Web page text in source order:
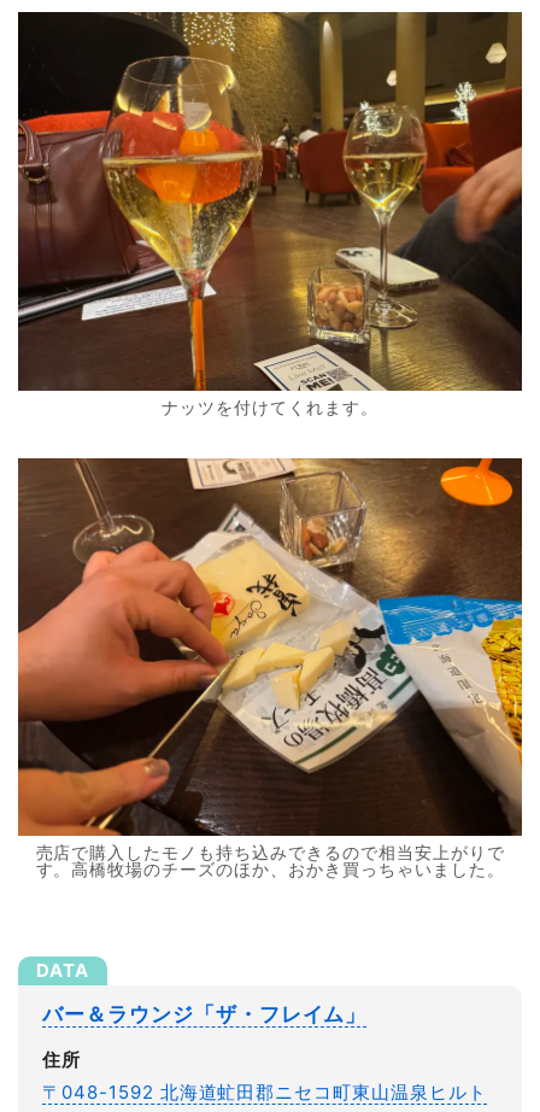
ナッツを付けてくれます。
売店で購入したモノも持ち込みできるので相当安上がりで
す。高橋牧場のチーズのほか、おかき買っちゃいました。
バー＆ラウンジ「ザ・フレイム」
住所
〒048-1592 北海道虻田郡ニセコ町東山温泉ヒルト